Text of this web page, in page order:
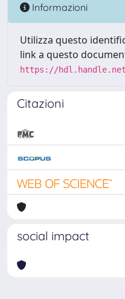
Informazioni
Utilizza questo
link a questo
https://hdl.handle.net/
Citazioni
social impact